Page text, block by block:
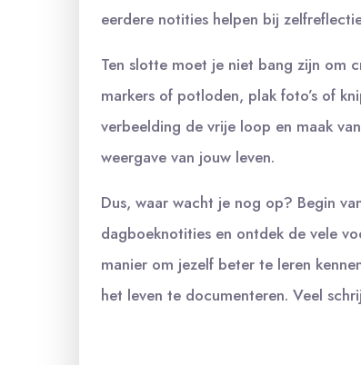
eerdere notities helpen bij
Ten slotte moet je niet bang zijn om
markers of potloden, plak foto’s of
verbeelding de vrije loop en maak
weergave van jouw leven.
Dus, waar wacht je nog op? Begin
dagboeknotities en ontdek de vele
manier om jezelf beter te leren
het leven te documenteren. Veel